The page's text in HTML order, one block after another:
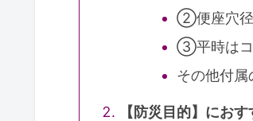
②便座穴径
③平時はコ
その他付属
【防災目的】にお